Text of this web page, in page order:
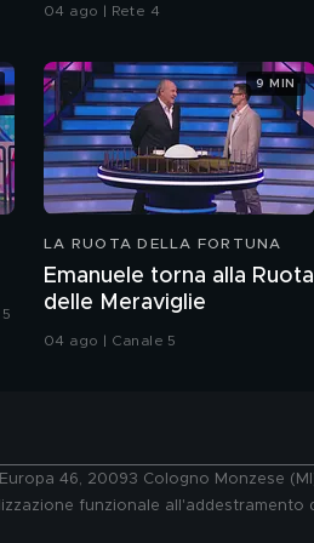
Cristina
vinto il
Fratello"
Cristina
l'amore
Roberta
de L'Isola
04 ago | Rete 4
LA RUOTA DELLA FORTUNA
Emanuele torna alla Ruota
delle Meraviglie
04 ago | Canale 5
9 MIN
46, 20093 Cologno Monzese
funzionale all'addestramento